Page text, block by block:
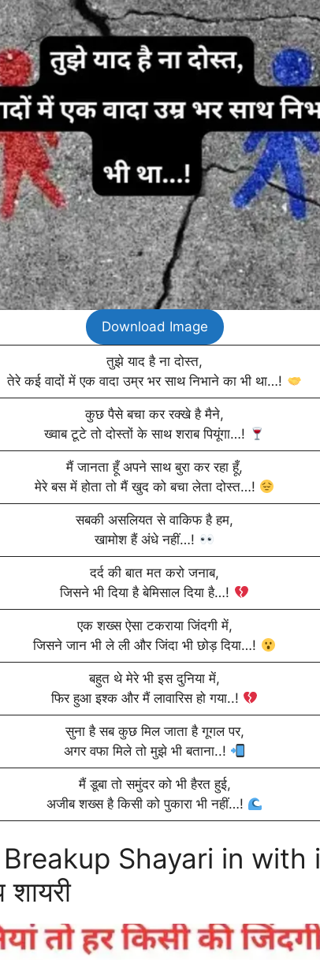
Download Image
तुझे याद है ना दोस्त,
तेरे कई वादों में एक वादा उम्र भर साथ निभाने का भी था…!
कुछ पैसे बचा कर रक्खे है मैने,
ख्वाब टूटे तो दोस्तों के साथ शराब पियूंगा…!
मैं जानता हूँ अपने साथ बुरा कर रहा हूँ,
मेरे बस में होता तो मैं खुद को बचा लेता दोस्त…!
सबकी असलियत से वाकिफ है हम,
खामोश हैं अंधे नहीं…!
दर्द की बात मत करो जनाब,
जिसने भी दिया है बेमिसाल दिया है…!
एक शख्स ऐसा टकराया जिंदगी में,
जिसने जान भी ले ली और जिंदा भी छोड़ दिया…!
बहुत थे मेरे भी इस दुनिया में,
फिर हुआ इश्क और मैं लावारिस हो गया..!
सुना है सब कुछ मिल जाता है गूगल पर,
अगर वफा मिले तो मुझे भी बताना..!
मैं डूबा तो समुंदर को भी हैरत हुई,
अजीब शख्स है किसी को पुकारा भी नहीं…!
Shayari in with